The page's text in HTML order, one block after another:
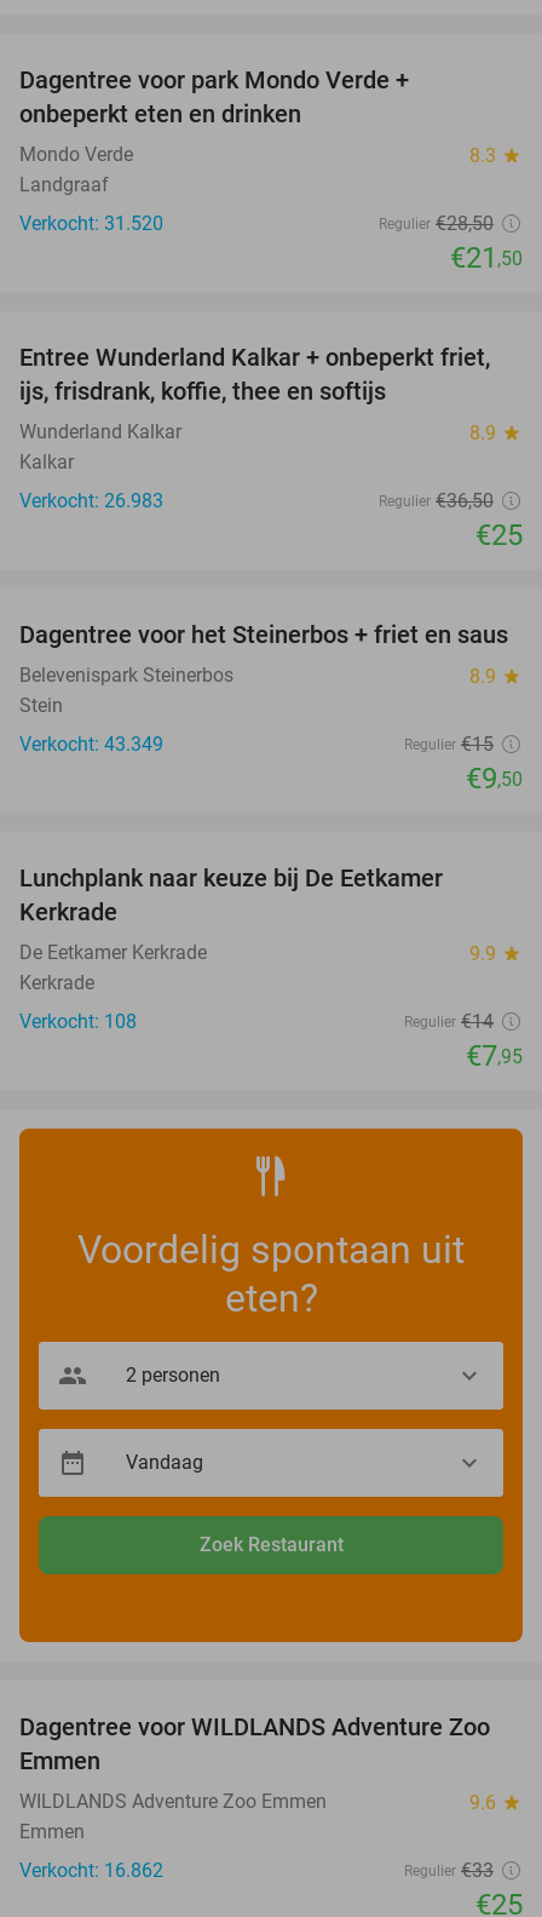
Dagentree voor park Mondo Verde +
onbeperkt eten en drinken
Mondo Verde 8.3 star
Landgraaf
Verkocht: 31.520
Regulier €28,50
€21 ,50
32%
Entree Wunderland Kalkar + onbeperkt friet,
ijs, frisdrank, koffie, thee en softijs
Wunderland Kalkar 8.9 star
Kalkar
Verkocht: 26.983
Regulier €36,50
€25
37%
Dagentree voor het Steinerbos + friet en saus
Belevenispark Steinerbos 8.9 star
Stein
Verkocht: 43.349
Regulier €15
€9,50
Lunchplank naar keuze bij De Eetkamer
Kerkrade
De Eetkamer Kerkrade 9.9 star
Kerkrade
Verkocht: 108
Regulier €14
€7,95
Voordelig spontaan uit
eten?
Zoek Restaurant
24%
Dagentree voor WILDLANDS Adventure Zoo
Emmen
WILDLANDS Adventure Zoo Emmen 9.6 star
Emmen
Verkocht: 16.862
Regulier €33
€25